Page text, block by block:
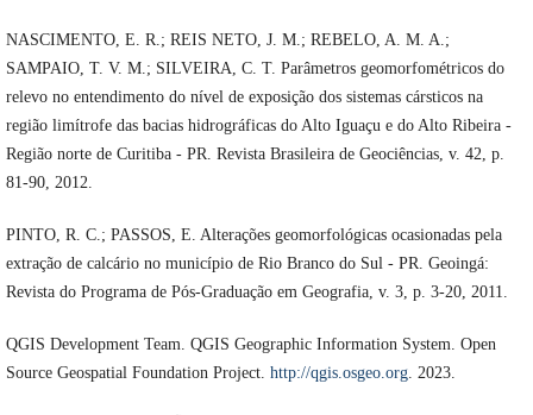
NASCIMENTO, E. R.; REIS NETO, J. M.; REBELO, A. M. A.;
SAMPAIO, T. V. M.; SILVEIRA, C. T. Parâmetros geomorfométricos do
relevo no entendimento do nível de exposição dos sistemas cársticos na
região limítrofe das bacias hidrográficas do Alto Iguaçu e do Alto Ribeira -
Região norte de Curitiba - PR. Revista Brasileira de Geociências, v. 42, p.
81-90, 2012.
PINTO, R. C.; PASSOS, E. Alterações geomorfológicas ocasionadas pela
extração de calcário no município de Rio Branco do Sul - PR. Geoingá:
Revista do Programa de Pós-Graduação em Geografia, v. 3, p. 3-20, 2011.
QGIS Development Team. QGIS Geographic Information System. Open
Source Geospatial Foundation Project. http://qgis.osgeo.org. 2023.